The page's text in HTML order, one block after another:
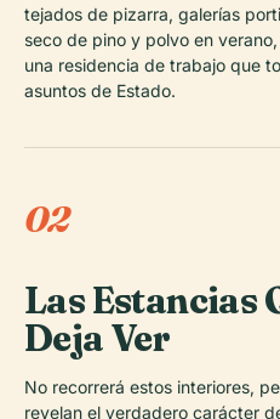
tejados de pizarra, galerías
seco de pino y polvo en
una residencia de trabajo que
asuntos de Estado.
02
Las Estancias
Deja Ver
No recorrerá estos interiores,
revelan el verdadero carácter